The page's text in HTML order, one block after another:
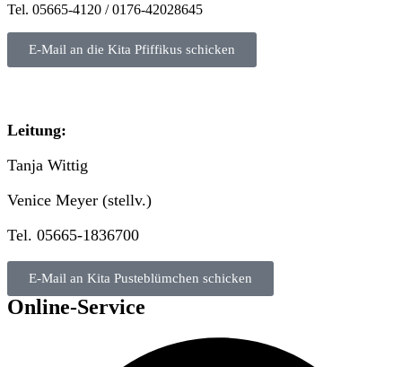
Tel. 05665-4120 / 0176-42028645
E-Mail an die Kita Pfiffikus schicken
Leitung:
Tanja Wittig
Venice Meyer (stellv.)
Tel. 05665-1836700
E-Mail an Kita Pusteblümchen schicken
Online-Service